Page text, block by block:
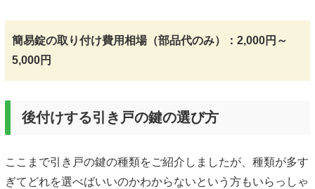
簡易錠の取り付け費用相場（部品代のみ）：2,000円～
5,000円
後付けする引き戸の鍵の選び方
ここまで引き戸の鍵の種類をご紹介しましたが、種類が多す
ぎてどれを選べばいいのかわからないという方もいらっしゃ